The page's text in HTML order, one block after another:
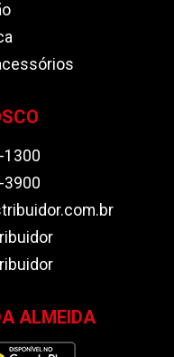
1300
3900
ALMEIDA